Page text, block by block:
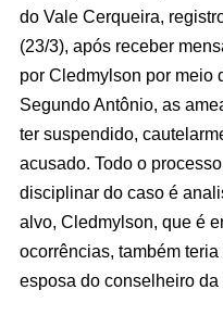
do Vale Cerqueira,
(23/3), após receber
por Cledmylson por meio
Segundo Antônio, as
ter suspendido,
acusado. Todo o
disciplinar do caso é
alvo, Cledmylson, que é
ocorrências, também
esposa do conselheiro da